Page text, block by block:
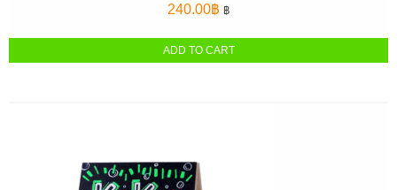
240.00฿ ฿
ADD TO CART